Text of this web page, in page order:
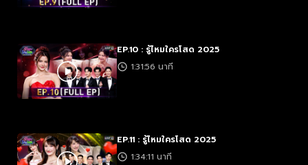
EP.10 : รู้ไหมใครโสด 2025
1:31:56 นาที
EP.11 : รู้ไหมใครโสด 2025
1:34:11 นาที